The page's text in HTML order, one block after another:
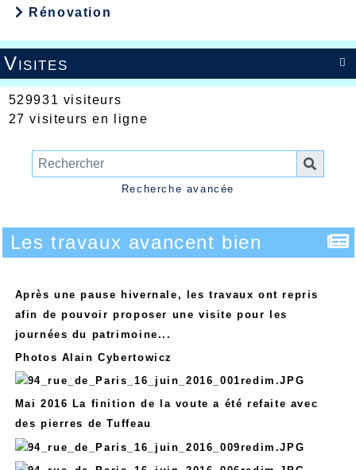
Rénovation

Visites
529931 visiteurs
27 visiteurs en ligne
Recherche avancée
Les travaux avancent bien
Après une pause hivernale, les travaux ont repris
afin de pouvoir proposer une visite pour les
journées du patrimoine...
Photos Alain Cybertowicz
Mai 2016 La finition de la voute a été refaite avec
des pierres de Tuffeau